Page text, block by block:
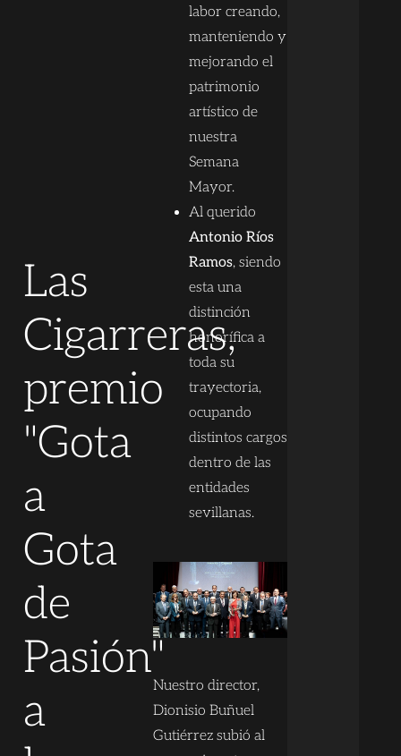
Las
Cigarreras,
premio
"Gota
a
Gota
de
Pasión"
a
labor creando,
manteniendo y
mejorando el
patrimonio
artístico de
nuestra
Semana
Mayor.
Al querido
Antonio Ríos
Ramos, siendo
esta una
distinción
honorífica a
toda su
trayectoria,
ocupando
distintos cargos
dentro de las
entidades
sevillanas.
Nuestro director,
Dionisio Buñuel
Gutiérrez subió al